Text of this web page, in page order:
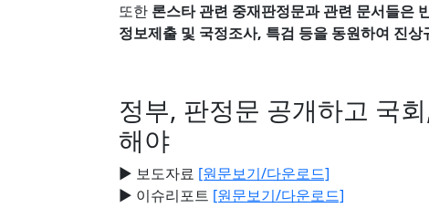
또한 론스타 관련 중재판정문과 관련 문서들은
정보제출 및 국정조사, 특검 등을 동원하여 진
정부, 판정문 공개하고 국
해야
▶ 보도자료 [원문보기/다운로드]
▶ 이슈리포트 [원문보기/다운로드]